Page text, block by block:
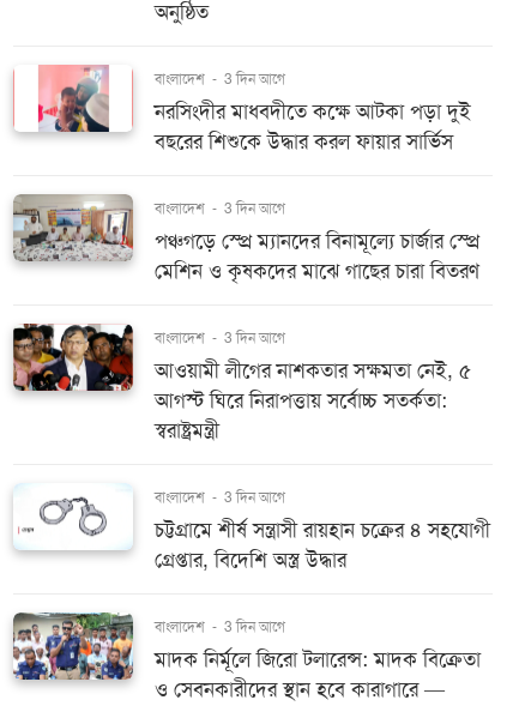
অনুষ্ঠিত
বাংলাদেশ - 3 দিন আগে
নরসিংদীর মাধবদীতে কক্ষে আটকা পড়া দুই
বছরের শিশুকে উদ্ধার করল ফায়ার সার্ভিস
বাংলাদেশ - 3 দিন আগে
পঞ্চগড়ে স্প্রে ম্যানদের বিনামূল্যে চার্জার স্প্রে
মেশিন ও কৃষকদের মাঝে গাছের চারা বিতরণ
বাংলাদেশ - 3 দিন আগে
আওয়ামী লীগের নাশকতার সক্ষমতা নেই, ৫
আগস্ট ঘিরে নিরাপত্তায় সর্বোচ্চ সতর্কতা:
স্বরাষ্ট্রমন্ত্রী
বাংলাদেশ - 3 দিন আগে
চট্টগ্রামে শীর্ষ সন্ত্রাসী রায়হান চক্রের ৪ সহযোগী
গ্রেপ্তার, বিদেশি অস্ত্র উদ্ধার
বাংলাদেশ - 3 দিন আগে
মাদক নির্মূলে জিরো টলারেন্স: মাদক বিক্রেতা
ও সেবনকারীদের স্থান হবে কারাগারে —